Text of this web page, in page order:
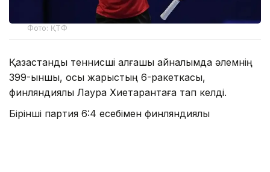
Фото: ҚТФ
Қазақстандық теннисші алғашқы айналымда әлемнің
399-ыншы, осы жарыстың 6-ракеткасы,
финляндиялық Лаура Хиетарантаға тап келді.
Бірінші партия 6:4 есебімен финляндиялық